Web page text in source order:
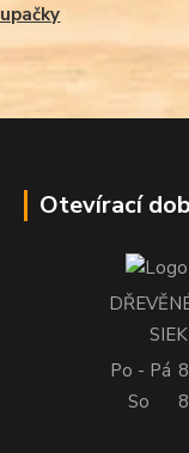
Otevírací
Po - Pá
So